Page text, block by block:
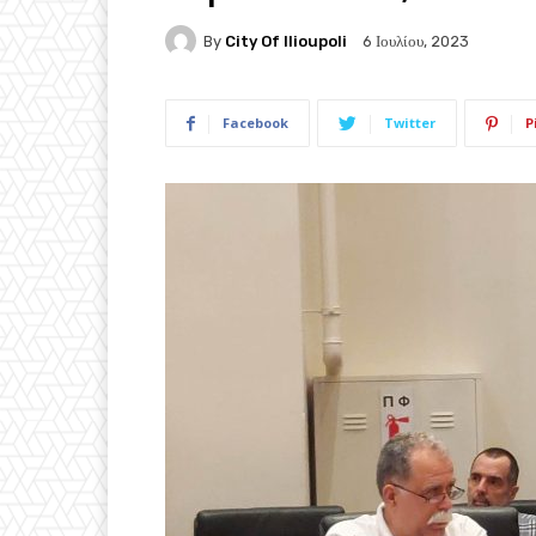
By City Of Ilioupoli 6 Ιουλίου, 2023
Facebook Twitter